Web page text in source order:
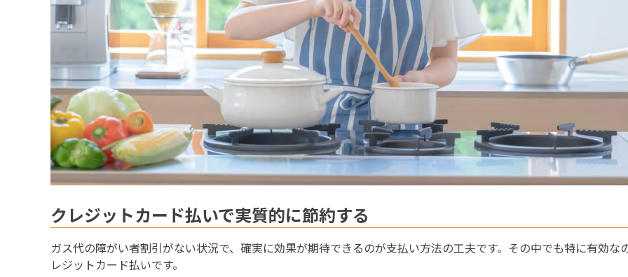
クレジットカード払いで実質的に節約する
ガス代の障がい者割引がない状況で、確実に効果が期待できるのが支払い方法の工夫です。その中でも特に有効な
レジットカード払いです。